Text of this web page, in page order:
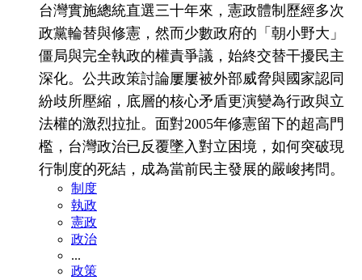
台灣實施總統直選三十年來，憲政體制歷經多次
政黨輪替與修憲，然而少數政府的「朝小野大」
僵局與完全執政的權責爭議，始終交替干擾民主
深化。公共政策討論屢屢被外部威脅與國家認同
紛歧所壓縮，底層的核心矛盾更演變為行政與立
法權的激烈拉扯。面對2005年修憲留下的超高門
檻，台灣政治已反覆墜入對立困境，如何突破現
行制度的死結，成為當前民主發展的嚴峻拷問。
制度
執政
憲政
政治
...
政策